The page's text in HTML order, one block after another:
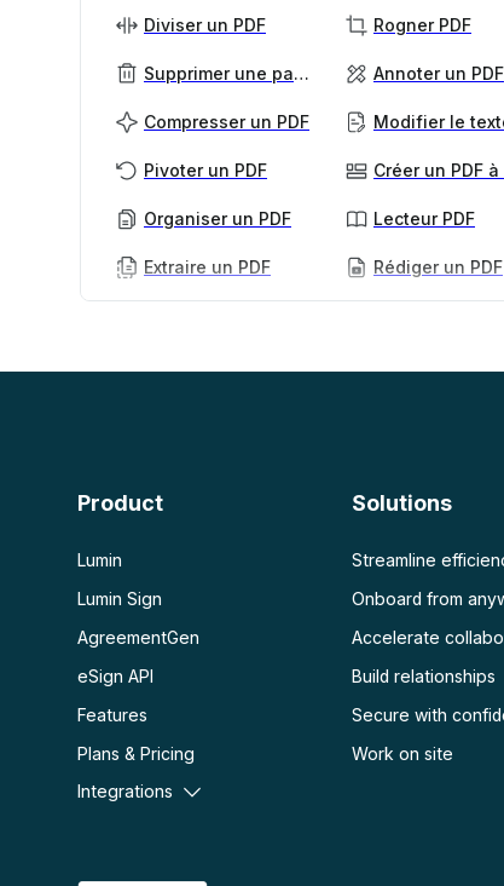
Diviser un PDF
Supprimer une page PDF
Compresser un PDF
Pivoter un PDF
Organiser un PDF
Extraire un PDF
OCR de PDF
Rogner PDF
Annoter un PDF
Lecteur PDF
Rédiger un PDF
Product
Lumin
Lumin Sign
AgreementGen
eSign API
Features
Plans & Pricing
Integrations
Solutions
Streamline
Onboard from
Accelerate
Build relationships
Secure with
Work on site